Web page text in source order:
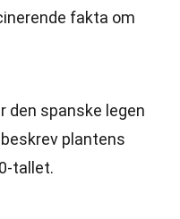
fakta om
den spanske legen
plantens
tallet.